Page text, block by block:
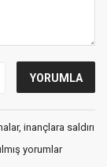
inançlara saldırı
yorumlar